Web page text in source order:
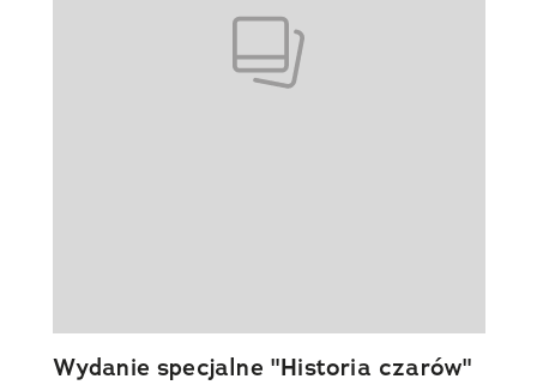
Wydanie specjalne "Historia czarów"